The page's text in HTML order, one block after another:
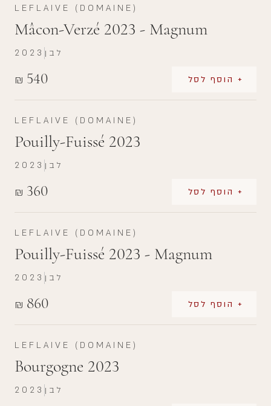
LEFLAIVE (DOMAINE)
Mâcon-Verzé 2023 - Magnum
₪ 540 + הוסף לסל
2023 לבן
LEFLAIVE (DOMAINE)
Pouilly-Fuissé 2023
₪ 360 + הוסף לסל
2023 לבן
LEFLAIVE (DOMAINE)
Pouilly-Fuissé 2023 - Magnum
₪ 860 + הוסף לסל
2023 לבן
LEFLAIVE (DOMAINE)
Bourgogne 2023
2023 לבן